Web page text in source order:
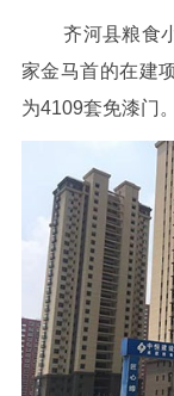
齐河县粮食小
家金马首的在建
为4109套免漆门。